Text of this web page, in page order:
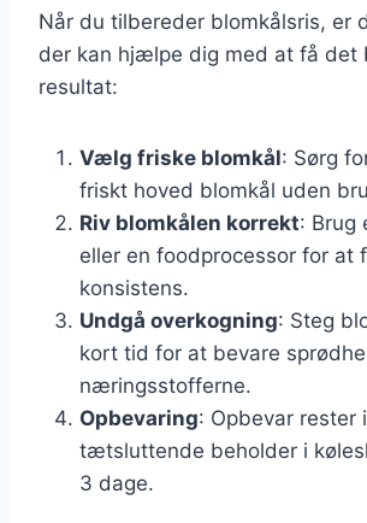
Når du tilbereder blomkålsris, er
der kan hjælpe dig med at få det
resultat:
Vælg friske blomkål: Sørg
friskt hoved blomkål uden
Riv blomkålen korrekt: Brug
eller en foodprocessor for at
konsistens.
Undgå overkogning: Steg
kort tid for at bevare
næringsstofferne.
Opbevaring: Opbevar rester
tætsluttende beholder i
3 dage.